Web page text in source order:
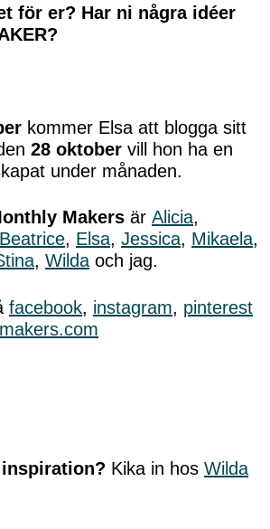
för er? Har ni några idéer
kommer Elsa att blogga sitt
28 oktober vill hon ha en
under månaden.
Makers är Alicia,
Beatrice, Elsa, Jessica, Mikaela,
, Wilda och jag.
facebook, instagram, pinterest
Kika in hos Wilda